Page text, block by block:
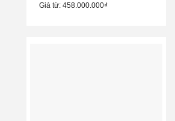
Giá từ: 458.000.000₫